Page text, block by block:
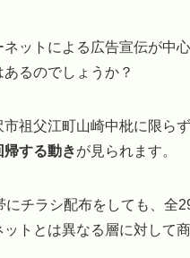
ネットによる広告宣伝が中
あるのでしょうか？
市祖父江町山崎中枇に限ら
帰する動きが見られます。
にチラシ配布をしても、全
ットとは異なる層に対して